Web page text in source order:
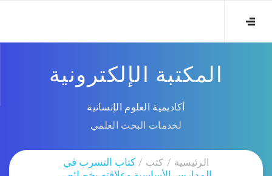
المكتبة الإلكترونية
أكاديمية العلوم الإنسانية
لخدمات البحث العلمي
الرئيسية كتب
كتاب التسرب في